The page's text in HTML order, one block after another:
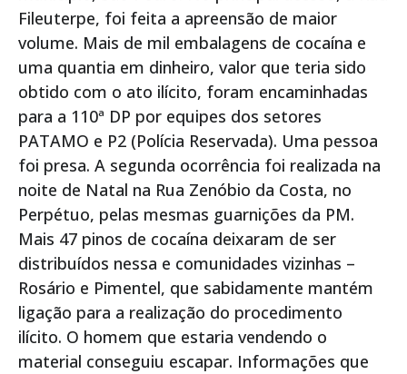
Fileuterpe, foi feita a apreensão de maior
volume. Mais de mil embalagens de cocaína e
uma quantia em dinheiro, valor que teria sido
obtido com o ato ilícito, foram encaminhadas
para a 110ª DP por equipes dos setores
PATAMO e P2 (Polícia Reservada). Uma pessoa
foi presa. A segunda ocorrência foi realizada na
noite de Natal na Rua Zenóbio da Costa, no
Perpétuo, pelas mesmas guarnições da PM.
Mais 47 pinos de cocaína deixaram de ser
distribuídos nessa e comunidades vizinhas –
Rosário e Pimentel, que sabidamente mantém
ligação para a realização do procedimento
ilícito. O homem que estaria vendendo o
material conseguiu escapar. Informações que